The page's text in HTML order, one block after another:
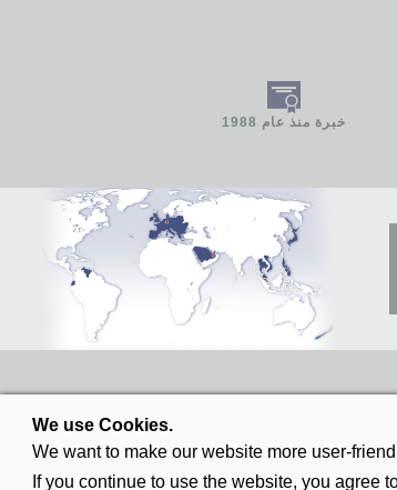
We use Cookies.
We want to make our website more user-
If you continue to use the website, you agree
خبرة منذ عام 1988